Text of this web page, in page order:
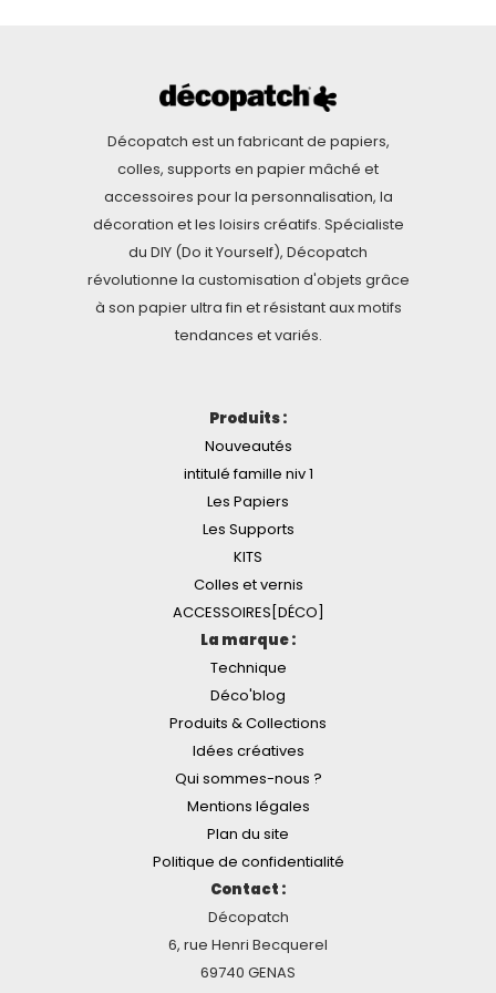
Décopatch est un fabricant de papiers,
colles, supports en papier mâché et
accessoires pour la personnalisation, la
décoration et les loisirs créatifs. Spécialiste
du DIY (Do it Yourself), Décopatch
révolutionne la customisation d'objets grâce
à son papier ultra fin et résistant aux motifs
tendances et variés.
Produits :
Nouveautés
intitulé famille niv 1
Les Papiers
Les Supports
KITS
Colles et vernis
ACCESSOIRES[DÉCO]
La marque :
Technique
Déco'blog
Produits & Collections
Idées créatives
Qui sommes-nous ?
Mentions légales
Plan du site
Politique de confidentialité
Contact :
Décopatch
6, rue Henri Becquerel
69740 GENAS